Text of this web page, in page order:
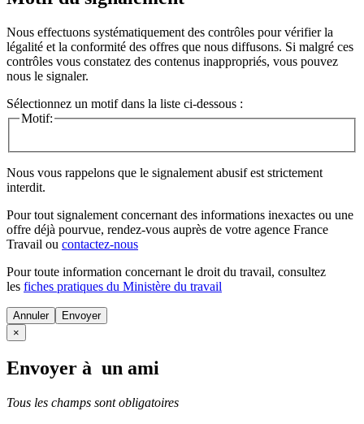
Nous effectuons systématiquement des contrôles pour vérifier la
légalité et la conformité des offres que nous diffusons. Si malgré ces
contrôles vous constatez des contenus inappropriés, vous pouvez
nous le signaler.
Sélectionnez un motif dans la liste ci-dessous :
Motif:
Nous vous rappelons que le signalement abusif est strictement
interdit.
Pour tout signalement concernant des informations inexactes ou une
offre déjà pourvue, rendez-vous auprès de votre agence France
Travail ou contactez-nous
Pour toute information concernant le droit du travail, consultez
les fiches pratiques du Ministère du travail
Annuler
×
Envoyer à un ami
Tous les champs sont obligatoires